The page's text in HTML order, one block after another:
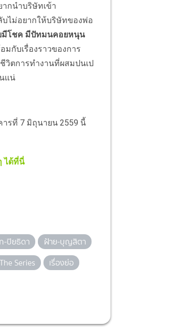
กนำบริษัทเข้า
ไม่อยากให้บริษัทของพ่อ
มีโชค มีปัทมนคอยหนุน
มกับเรื่องราวของการ
วิตการทำงานที่ผสมปนเป
แน่
ารที่ 7 มิถุนายน 2559 นี้
ได้ที่นี่
-ปิยธิดา
ฝ้าย-บุญสิตา
Series
เรื่องย่อ